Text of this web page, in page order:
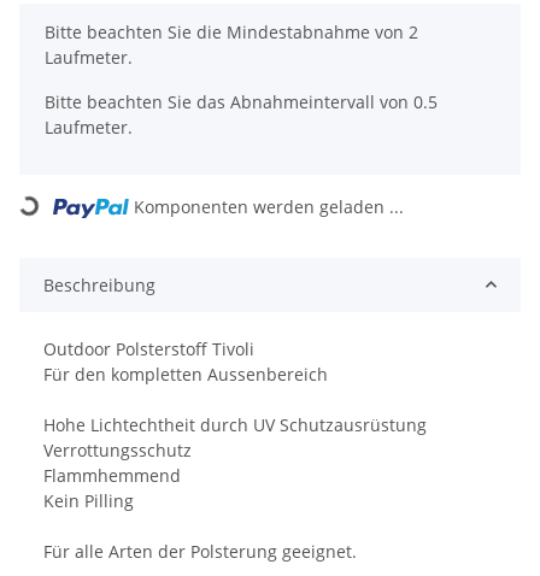
x
Bitte beachten Sie die Mindestabnahme von 2
Laufmeter.
Bitte beachten Sie das Abnahmeintervall von 0.5
Laufmeter.
Loading... Komponenten werden geladen ...
Beschreibung
Outdoor Polsterstoff Tivoli
Für den kompletten Aussenbereich
Hohe Lichtechtheit durch UV Schutzausrüstung
Verrottungsschutz
Flammhemmend
Kein Pilling
Für alle Arten der Polsterung geeignet.